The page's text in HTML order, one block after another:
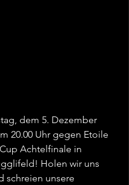
dem 5. Dezember
20.00 Uhr gegen Etoile
Achtelfinale in
Holen wir uns
schreien unsere